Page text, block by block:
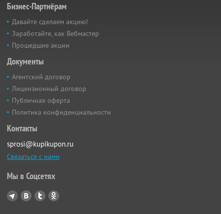
Бизнес-Партнёрам
Давайте сделаем акцию!
Заработайте, как Вебмастер
Прошедшие акции
Документы
Агентский договор
Лицензионный договор
Публичная оферта
Политика конфиденциальности
Контакты
sprosi@kupikupon.ru
Связаться с нами
Мы в Соцсетях